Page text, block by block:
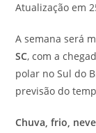
Atualização em
A semana será
SC, com a
polar no Sul do
previsão do
Chuva, frio,